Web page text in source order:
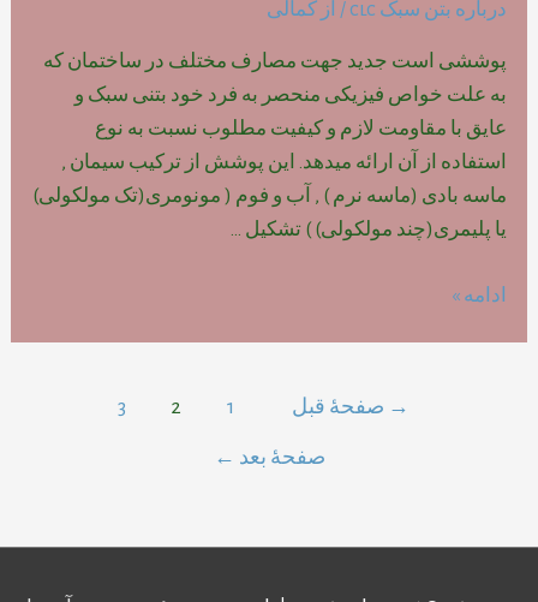
درباره بتن سبک clc / از کمالی
پوششی است جدید جهت مصارف مختلف در ساختمان که
به علت خواص فیزیکی منحصر به فرد خود بتنی سبک و
عایق با مقاومت لازم و کیفیت مطلوب نسبت به نوع
استفاده از آن ارائه میدهد. این پوشش از ترکیب سیمان ,
ماسه بادی (ماسه نرم ) , آب و فوم ( مونومری(تک مولکولی)
یا پلیمری(چند مولکولی) ) تشکیل …
تعریف
ادامه »
→ صفحهٔ قبل 1
2
3
صفحهٔ بعد ←